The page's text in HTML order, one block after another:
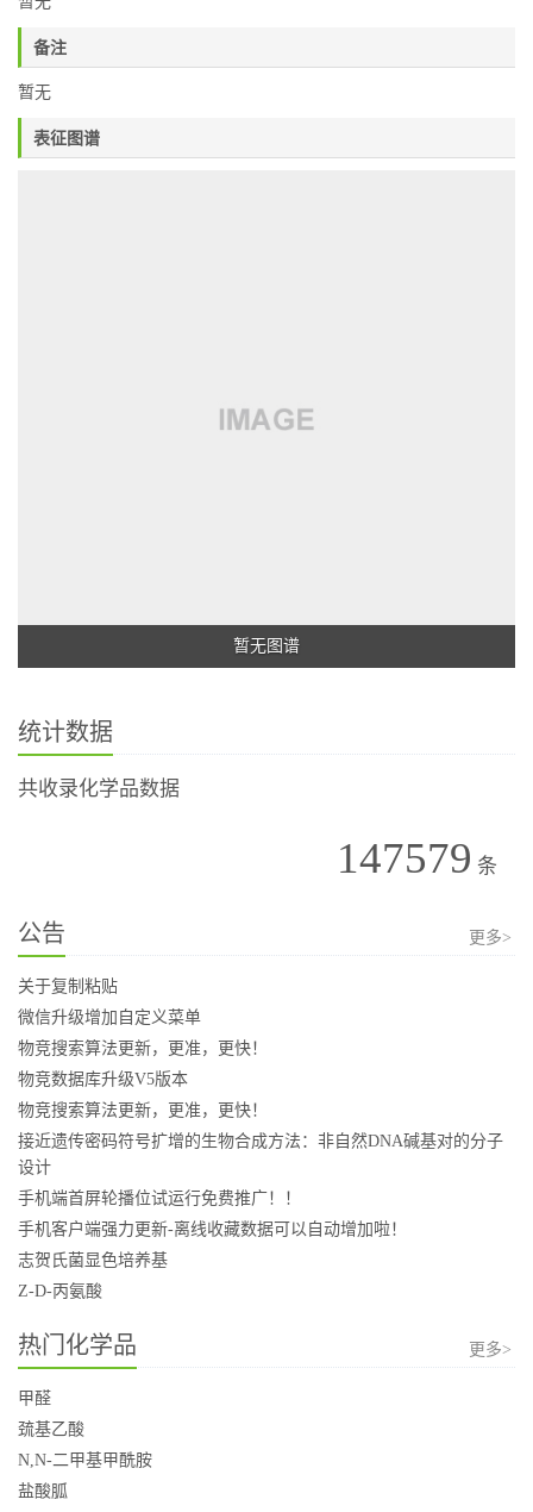
备注
暂无
表征图谱
暂无图谱
统计数据
共收录化学品数据
147579 条
公告 更多>
关于复制粘贴
微信升级增加自定义菜单
物竞搜索算法更新，更准，更快！
物竞数据库升级V5版本
物竞搜索算法更新，更准，更快！
接近遗传密码符号扩增的生物合成方法：非自然DNA碱基对的分子
设计
手机端首屏轮播位试运行免费推广！！
手机客户端强力更新-离线收藏数据可以自动增加啦！
志贺氏菌显色培养基
Z-D-丙氨酸
热门化学品 更多>
甲醛
巯基乙酸
N,N-二甲基甲酰胺
盐酸胍